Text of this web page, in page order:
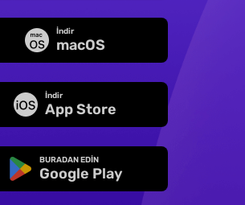
İndir
macOS
İndir
App Store
BURADAN EDİN
Google Play